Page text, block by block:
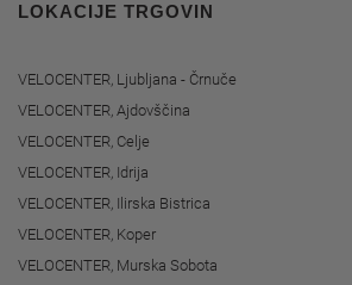
LOKACIJE TRGOVIN
VELOCENTER, Ljubljana - Črnuče
VELOCENTER, Ajdovščina
VELOCENTER, Celje
VELOCENTER, Idrija
VELOCENTER, Ilirska Bistrica
VELOCENTER, Koper
VELOCENTER, Murska Sobota